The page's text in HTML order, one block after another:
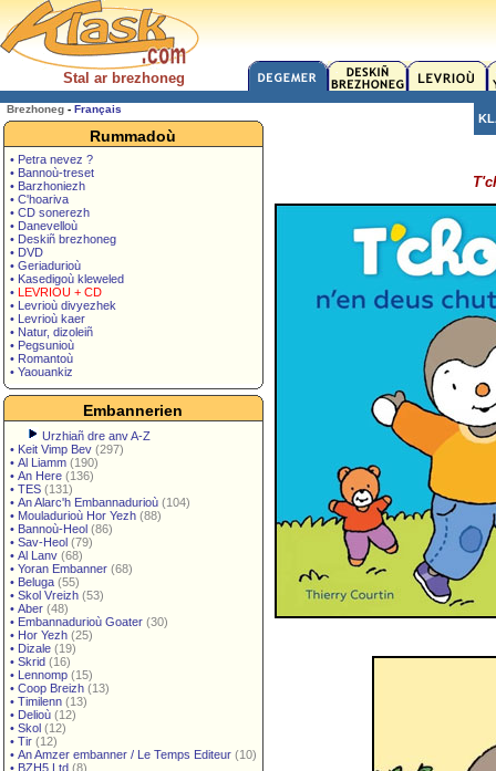
Stal ar brezhoneg
Brezhoneg - Français
Rummadoù
• Petra nevez ?
• Bannoù-treset
• Barzhoniezh
• C'hoariva
• CD sonerezh
• Danevelloù
• Deskiñ brezhoneg
• DVD
• Geriadurioù
• Kasedigoù kleweled
• LEVRIOU + CD
• Levrioù divyezhek
• Levrioù kaer
• Natur, dizoleiñ
• Pegsunioù
• Romantoù
• Yaouankiz
Embannerien
Urzhiañ dre anv A-Z
• Keit Vimp Bev (297)
• Al Liamm (190)
• An Here (136)
• TES (131)
• An Alarc'h Embannadurioù (104)
• Mouladurioù Hor Yezh (88)
• Bannoù-Heol (86)
• Sav-Heol (79)
• Al Lanv (68)
• Yoran Embanner (68)
• Beluga (55)
• Skol Vreizh (53)
• Aber (48)
• Embannadurioù Goater (30)
• Hor Yezh (25)
• Dizale (19)
• Skrid (16)
• Lennomp (15)
• Coop Breizh (13)
• Timilenn (13)
• Delioù (12)
• Skol (12)
• Tir (12)
• An Amzer embanner / Le Temps Editeur (10)
• BZH5 Ltd (8)